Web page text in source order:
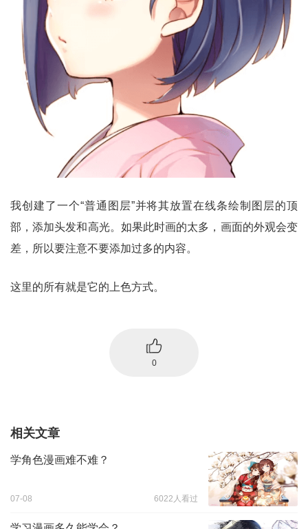
我创建了一个“普通图层”并将其放置在线条绘制图层的顶
部，添加头发和高光。如果此时画的太多，画面的外观会变
差，所以要注意不要添加过多的内容。
这里的所有就是它的上色方式。
0
相关文章
学角色漫画难不难？
07-08 6022人看过